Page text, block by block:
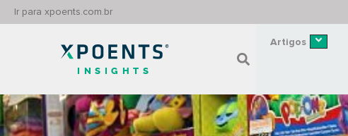
Ir para xpoents.com.br
INSIGHTS
Artigos